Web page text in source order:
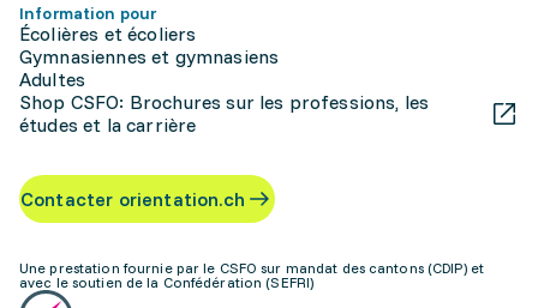
Information pour
Écolières et écoliers
Gymnasiennes et gymnasiens
Adultes
Shop CSFO: Brochures sur les professions, les
études et la carrière
Contacter orientation.ch
Une prestation fournie par le CSFO sur mandat des cantons (CDIP) et
avec le soutien de la Confédération (SEFRI)